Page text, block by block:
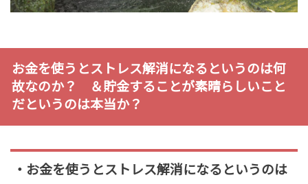
お金を使うとストレス解消になるというのは何
故なのか？ ＆貯金することが素晴らしいこと
だというのは本当か？
・お金を使うとストレス解消になるというのは